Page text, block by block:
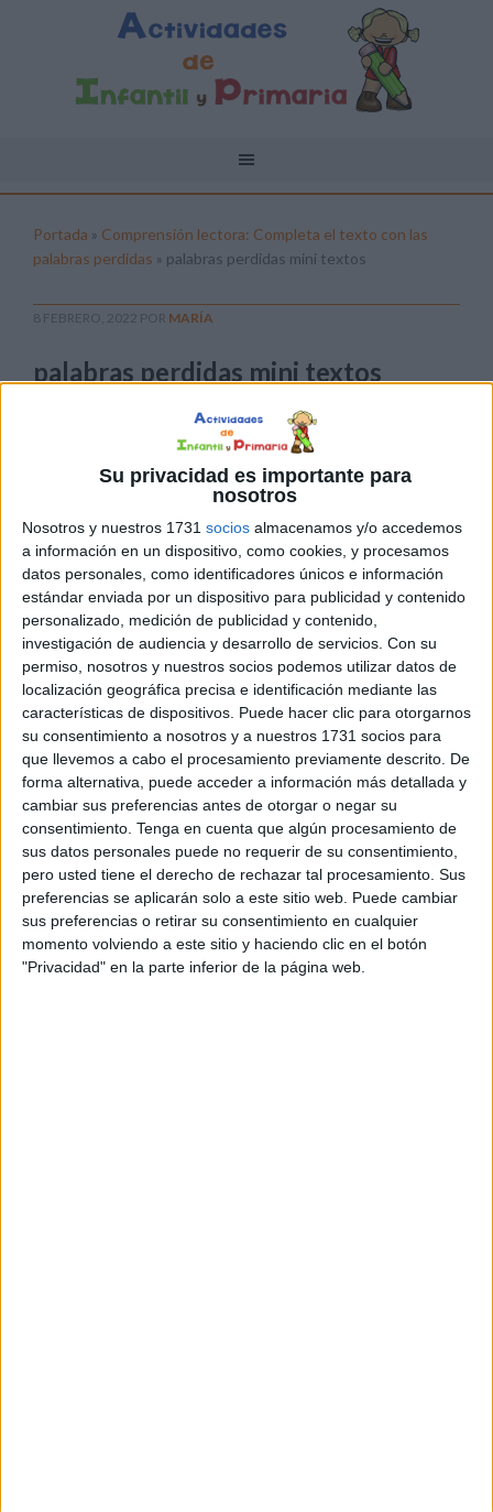
Su privacidad es importante para
nosotros
Nosotros y nuestros 1731 socios almacenamos y/o accedemos
a información en un dispositivo, como cookies, y procesamos
datos personales, como identificadores únicos e información
estándar enviada por un dispositivo para publicidad y contenido
personalizado, medición de publicidad y contenido,
investigación de audiencia y desarrollo de servicios. Con su
permiso, nosotros y nuestros socios podemos utilizar datos de
localización geográfica precisa e identificación mediante las
características de dispositivos. Puede hacer clic para otorgarnos
su consentimiento a nosotros y a nuestros 1731 socios para
que llevemos a cabo el procesamiento previamente descrito. De
forma alternativa, puede acceder a información más detallada y
cambiar sus preferencias antes de otorgar o negar su
consentimiento. Tenga en cuenta que algún procesamiento de
sus datos personales puede no requerir de su consentimiento,
pero usted tiene el derecho de rechazar tal procesamiento. Sus
preferencias se aplicarán solo a este sitio web. Puede cambiar
sus preferencias o retirar su consentimiento en cualquier
momento volviendo a este sitio y haciendo clic en el botón
"Privacidad" en la parte inferior de la página web.
Portada » Comprensión lectora: Completa el texto con las
palabras perdidas » palabras perdidas mini textos
8 FEBRERO, 2022 POR MARÍA
palabras perdidas mini textos
Pulsa sobre el enlace para descargar el
palabras perdidas mini textos
SUSCRIBETE